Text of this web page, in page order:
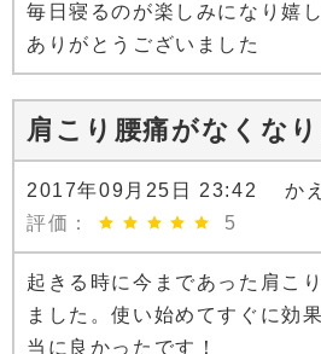
毎日寝るのが楽しみになり嬉
ありがとうございました
肩こり腰痛がなくなり
2017年09月25日 23:42 かえ
評価：
5
起きる時に今まであった肩こ
ました。使い始めてすぐに効
当に良かったです！